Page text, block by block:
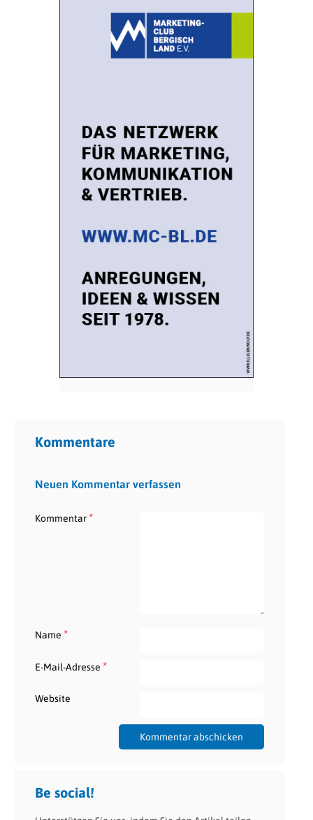
Kommentare
Neuen Kommentar verfassen
Kommentar*
Name *
E-Mail-Adresse *
Website
Be social!